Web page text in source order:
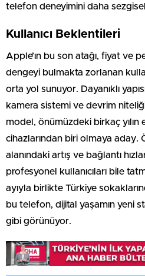
telefon deneyimini daha
Kullanıcı Beklentileri
Apple’ın bu son atağı, fiyat ve
dengeyi bulmakta zorlanan
orta yol sunuyor. Dayanıklı
kamera sistemi ve devrim
model, önümüzdeki birkaç yılın
cihazlarından biri olmaya aday.
alanındaki artış ve bağlantı
profesyonel kullanıcıları bile
ayıyla birlikte Türkiye
bu telefon, dijital yaşamın yeni
gibi görünüyor.